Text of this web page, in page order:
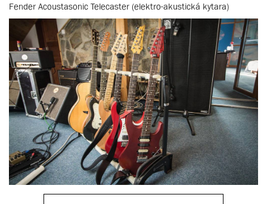
Fender Acoustasonic Telecaster (elektro-akustická kytara)